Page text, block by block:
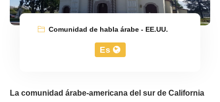
Comunidad de habla árabe - EE.UU.
Es
La comunidad árabe-americana del sur de California